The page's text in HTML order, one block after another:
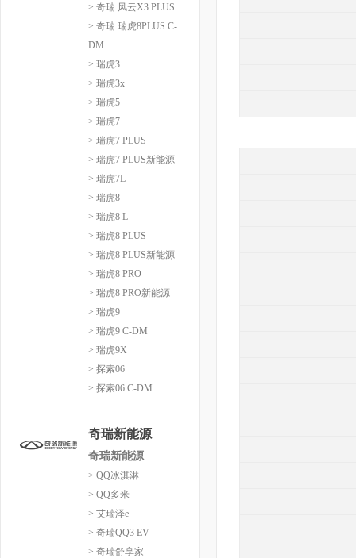
> 奇瑞 风云X3 PLUS
> 奇瑞 瑞虎8PLUS C-
DM
> 瑞虎3
> 瑞虎3x
> 瑞虎5
> 瑞虎7
> 瑞虎7 PLUS
> 瑞虎7 PLUS新能源
> 瑞虎7L
> 瑞虎8
> 瑞虎8 L
> 瑞虎8 PLUS
> 瑞虎8 PLUS新能源
> 瑞虎8 PRO
> 瑞虎8 PRO新能源
> 瑞虎9
> 瑞虎9 C-DM
> 瑞虎9X
> 探索06
> 探索06 C-DM
奇瑞新能源
奇瑞新能源
> QQ冰淇淋
> QQ多米
> 艾瑞泽e
> 奇瑞QQ3 EV
> 奇瑞舒享家